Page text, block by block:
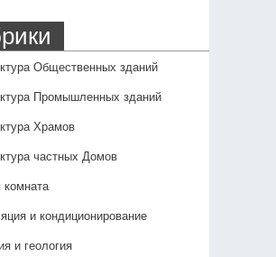
Общественных зданий
Промышленных зданий
Храмов
частных Домов
комната
и кондиционирование
и геология